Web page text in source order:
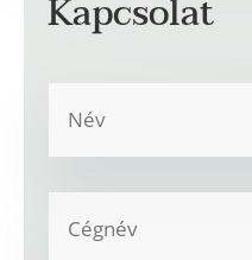
Kapcsolat